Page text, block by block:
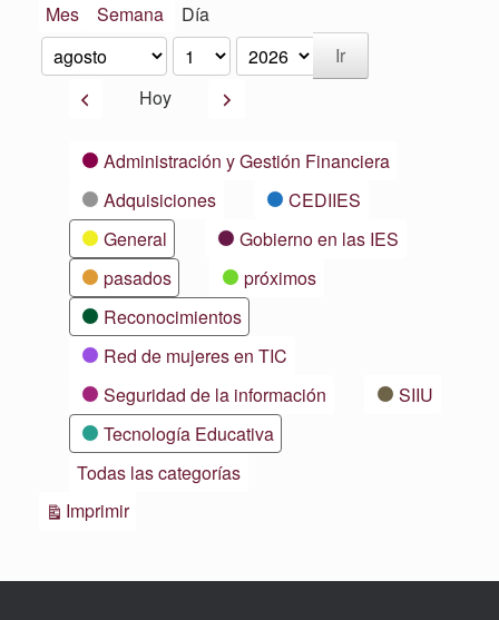
Mes Semana Día
Mes
Día
Año
AnteriorHoy Siguiente
CategoríasAdministración y Gestión Financiera
Adquisiciones
CEDIIES
General
Gobierno en las IES
pasados
próximos
Reconocimientos
Red de mujeres en TIC
Seguridad de la información
SIIU
Tecnología Educativa
Todas las categorías
ImprimirVistas